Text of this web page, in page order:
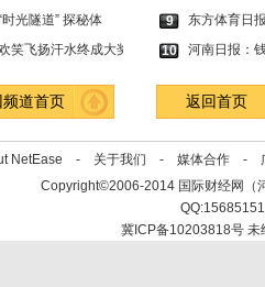
光隧道” 探秘体
笑飞扬汗水终成大奖
9
东方体育日
10
河南日报：
道首页 返回首页
NetEase - 关于我们 - 媒体合作 -
Copyright©2006-2014 国际财经网（
冀ICP备10203818号 未